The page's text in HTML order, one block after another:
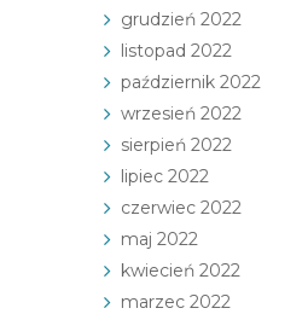
grudzień 2022
listopad 2022
październik 2022
wrzesień 2022
sierpień 2022
lipiec 2022
czerwiec 2022
maj 2022
kwiecień 2022
marzec 2022